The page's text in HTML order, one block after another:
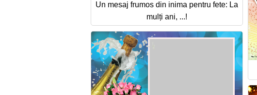
Un mesaj frumos din inima pentru fete: La
mulți ani, ...!